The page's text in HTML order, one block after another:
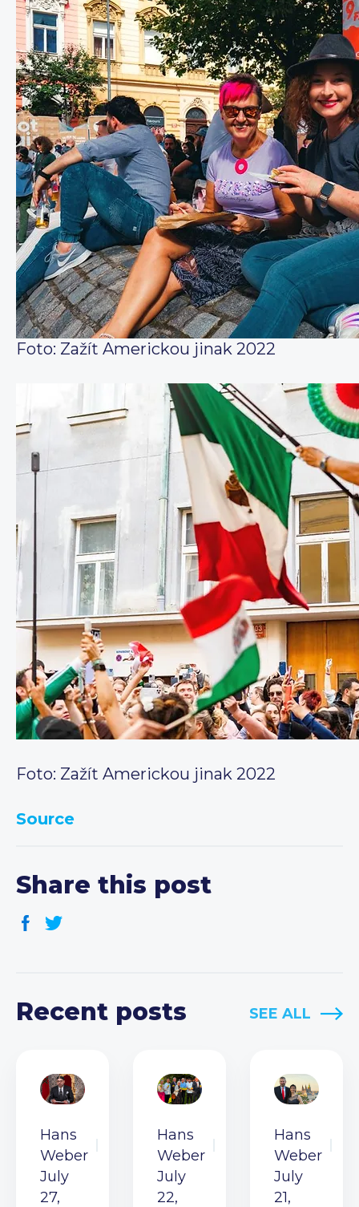
Foto: Zažít Americkou jinak 2022
Foto: Zažít Americkou jinak 2022
Source
Share this post
Recent posts SEE ALL
Hans
Weber
July
27,
Hans
Weber
July
22,
Hans
Weber
July
21,